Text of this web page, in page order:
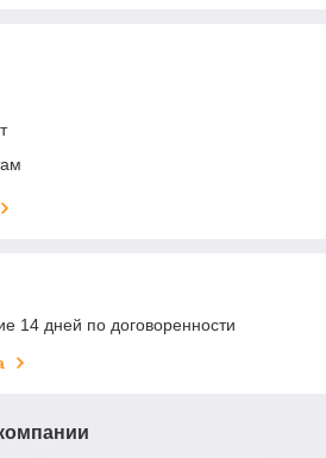
14 дней по договоренности